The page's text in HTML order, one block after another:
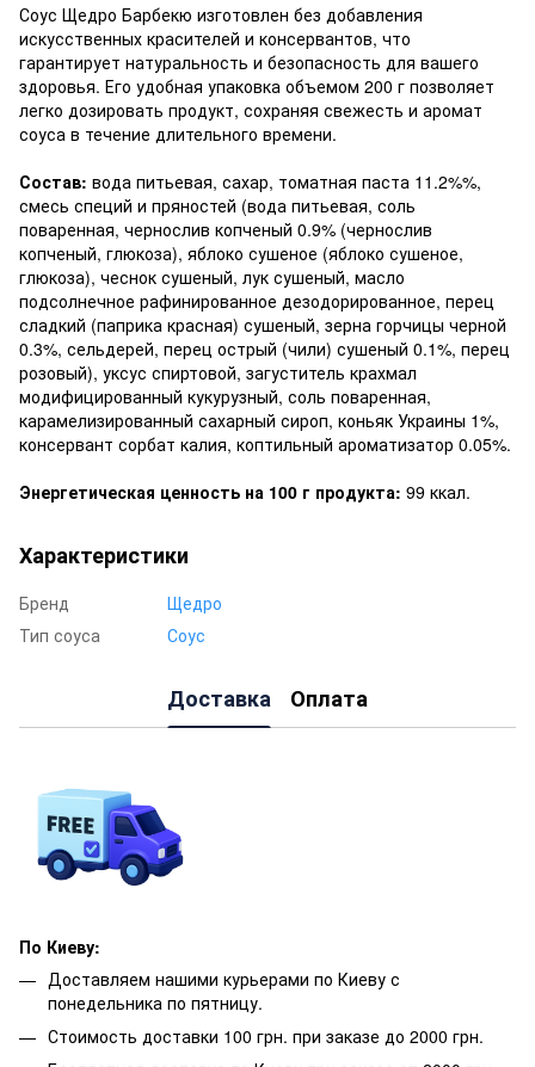
Соус Щедро Барбекю изготовлен без добавления
искусственных красителей и консервантов, что
гарантирует натуральность и безопасность для вашего
здоровья. Его удобная упаковка объемом 200 г позволяет
легко дозировать продукт, сохраняя свежесть и аромат
соуса в течение длительного времени.
Состав: вода питьевая, сахар, томатная паста 11.2%%,
смесь специй и пряностей (вода питьевая, соль
поваренная, чернослив копченый 0.9% (чернослив
копченый, глюкоза), яблоко сушеное (яблоко сушеное,
глюкоза), чеснок сушеный, лук сушеный, масло
подсолнечное рафинированное дезодорированное, перец
сладкий (паприка красная) сушеный, зерна горчицы черной
0.3%, сельдерей, перец острый (чили) сушеный 0.1%, перец
розовый), уксус спиртовой, загуститель крахмал
модифицированный кукурузный, соль поваренная,
карамелизированный сахарный сироп, коньяк Украины 1%,
консервант сорбат калия, коптильный ароматизатор 0.05%.
Энергетическая ценность на 100 г продукта: 99 ккал.
Характеристики
Бренд
Щедро
Тип соуса
Соус
Доставка Оплата
По Киеву:
Доставляем нашими курьерами по Киеву с
понедельника по пятницу.
Стоимость доставки 100 грн. при заказе до 2000 грн.